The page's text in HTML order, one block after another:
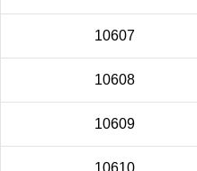
10607
10608
10609
10610